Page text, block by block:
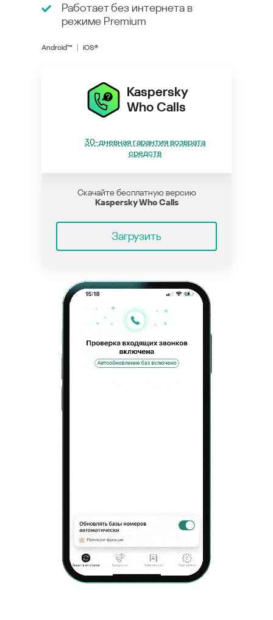
Работает без интернета в
режиме Premium
Android™ iOS®
Kaspersky
Who Calls
30-дневная гарантия возврата
средств
Скачайте бесплатную версию
Kaspersky Who Calls
Загрузить